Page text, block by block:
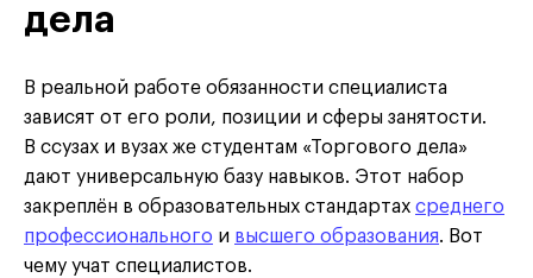
дела
В реальной работе обязанности специалиста
зависят от его роли, позиции и сферы занятости.
В ссузах и вузах же студентам «Торгового дела»
дают универсальную базу навыков. Этот набор
закреплён в образовательных стандартах среднего
профессионального и высшего образования. Вот
чему учат специалистов.